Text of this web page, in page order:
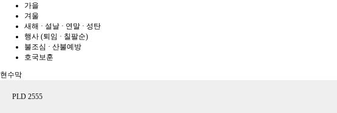
가을
겨울
새해 · 설날 · 연말 · 성탄
행사 (퇴임 · 칠팔순)
불조심 · 산불예방
호국보훈
현수막
PLD 2555